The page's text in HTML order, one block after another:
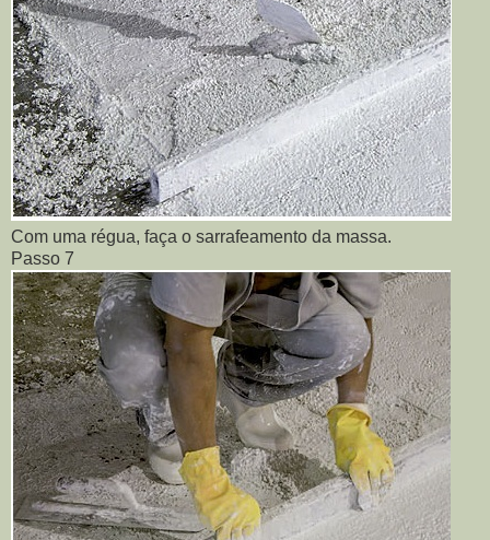
Com uma régua, faça o sarrafeamento da massa.
Passo 7